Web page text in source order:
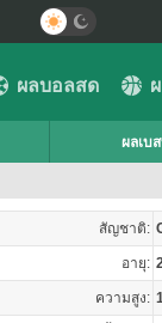
ผลบอลสด
ผลเบ
สัญชาติ:
อายุ:
ความสูง: